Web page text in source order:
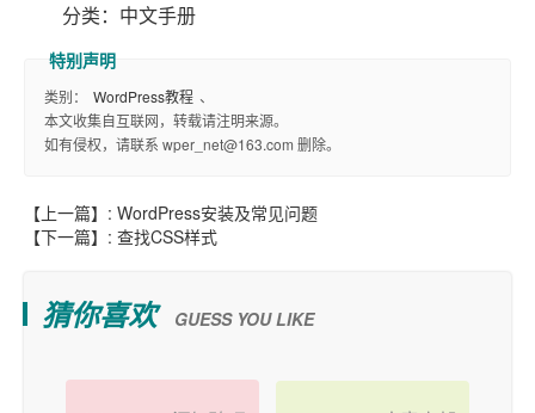
分类：中文手册
类别： WordPress教程 、
本文收集自互联网，转载请注明来源。
如有侵权，请联系 wper_net@163.com 删除。
【上一篇】: WordPress安装及常见问题
【下一篇】: 查找CSS样式
猜你喜欢 GUESS YOU LIKE